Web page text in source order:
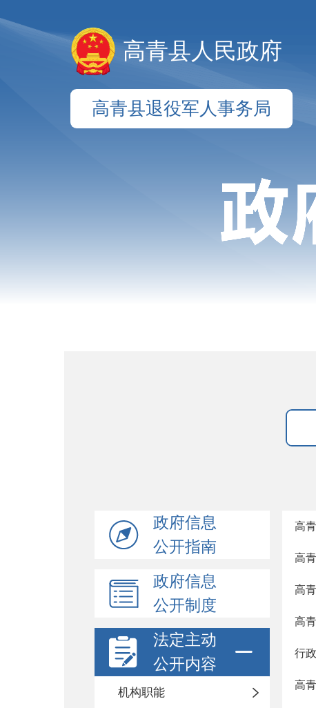
高青县人民政府
高青县退役军人事务局
政府信息
公开指南
政府信息
公开制度
法定主动
公开内容
机构职能
高
高
高
高
行
高